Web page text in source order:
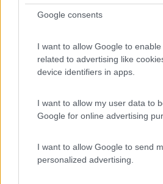
Google consents
I want to allow Google to
related to advertising like
device identifiers in apps.
I want to allow my user data to
Google for online advertising
I want to allow Google to send
personalized advertising.